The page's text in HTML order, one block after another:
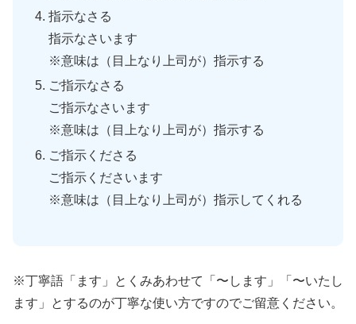
指示なさる
指示なさいます
※意味は（目上なり上司が）指示する
ご指示なさる
ご指示なさいます
※意味は（目上なり上司が）指示する
ご指示くださる
ご指示くださいます
※意味は（目上なり上司が）指示してくれる
※丁寧語「ます」とくみあわせて「〜します」「〜いたし
ます」とするのが丁寧な使い方ですのでご留意ください。